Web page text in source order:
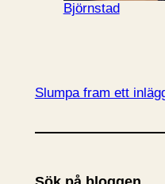
Björnstad
Slumpa fram ett